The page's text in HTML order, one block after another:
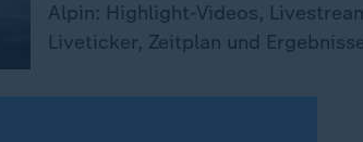
Alpin: Highlight-Videos,
Liveticker, Zeitplan und